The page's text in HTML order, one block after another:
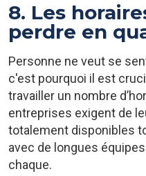
8. Les
perdre en
Personne ne veut se
c'est pourquoi il est
travailler un nombre
entreprises exigent de
totalement disponibles
avec de longues
chaque.